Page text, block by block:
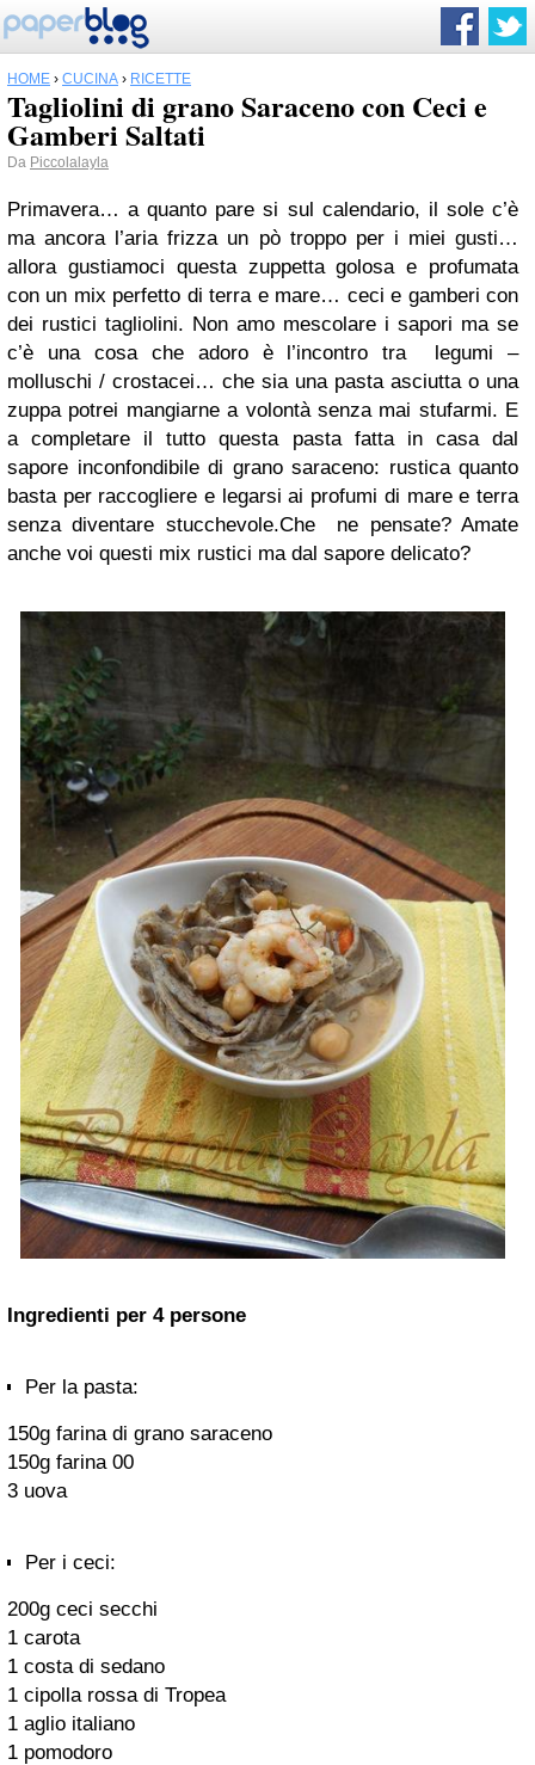
HOME › CUCINA › RICETTE
Tagliolini di grano Saraceno con Ceci e
Gamberi Saltati
Da Piccolalayla
Primavera… a quanto pare si sul calendario, il sole c’è
ma ancora l’aria frizza un pò troppo per i miei gusti…
allora gustiamoci questa zuppetta golosa e profumata
con un mix perfetto di terra e mare… ceci e gamberi con
dei rustici tagliolini. Non amo mescolare i sapori ma se
c’è una cosa che adoro è l’incontro tra legumi –
molluschi / crostacei… che sia una pasta asciutta o una
zuppa potrei mangiarne a volontà senza mai stufarmi. E
a completare il tutto questa pasta fatta in casa dal
sapore inconfondibile di grano saraceno: rustica quanto
basta per raccogliere e legarsi ai profumi di mare e terra
senza diventare stucchevole.Che ne pensate? Amate
anche voi questi mix rustici ma dal sapore delicato?
Ingredienti per 4 persone
Per la pasta:
150g farina di grano saraceno
150g farina 00
3 uova
Per i ceci:
200g ceci secchi
1 carota
1 costa di sedano
1 cipolla rossa di Tropea
1 aglio italiano
1 pomodoro